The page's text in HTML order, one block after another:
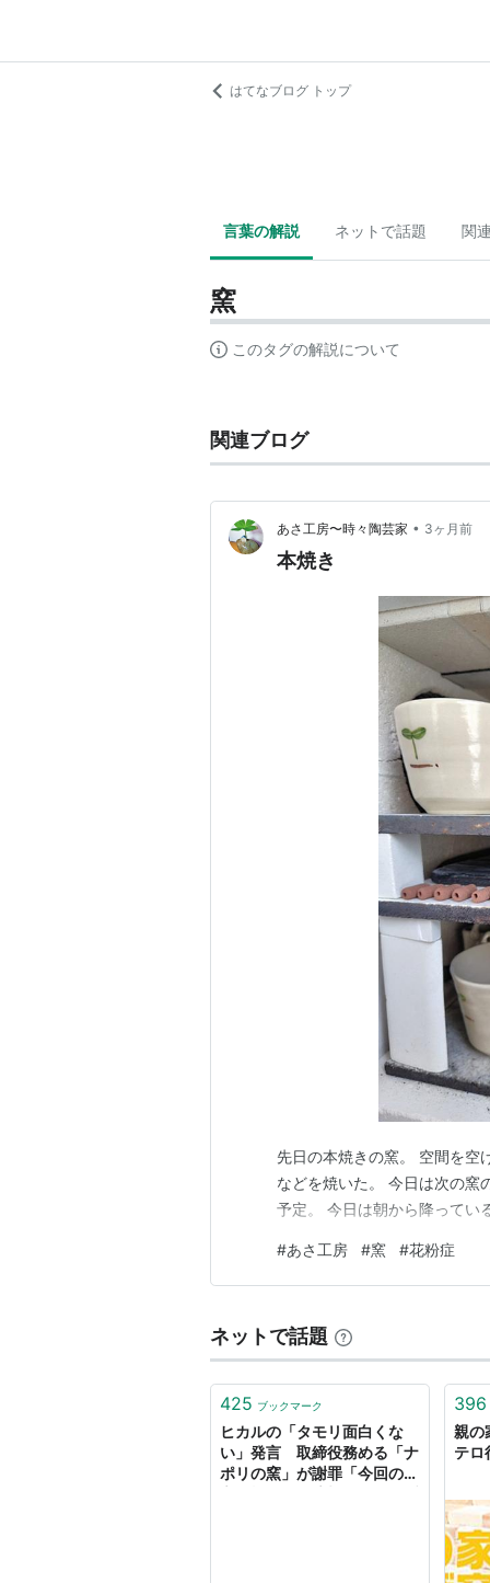
はてなブログ トップ
言葉の解説 ネットで話題 関
窯
このタグの解説について
関連ブログ
あさ工房〜時々陶芸家 • 3ヶ月前
本焼き
先日の本焼きの窯。 空間を空
などを焼いた。 今日は次の窯
予定。 今日は朝から降ってい
#あさ工房 #窯 #花粉症
ネットで話題
425 ブックマーク
ヒカルの「タモリ面白くな
い」発言 取締役務める「ナ
ポリの窯」が謝罪「今回の発
396
親の
テロ